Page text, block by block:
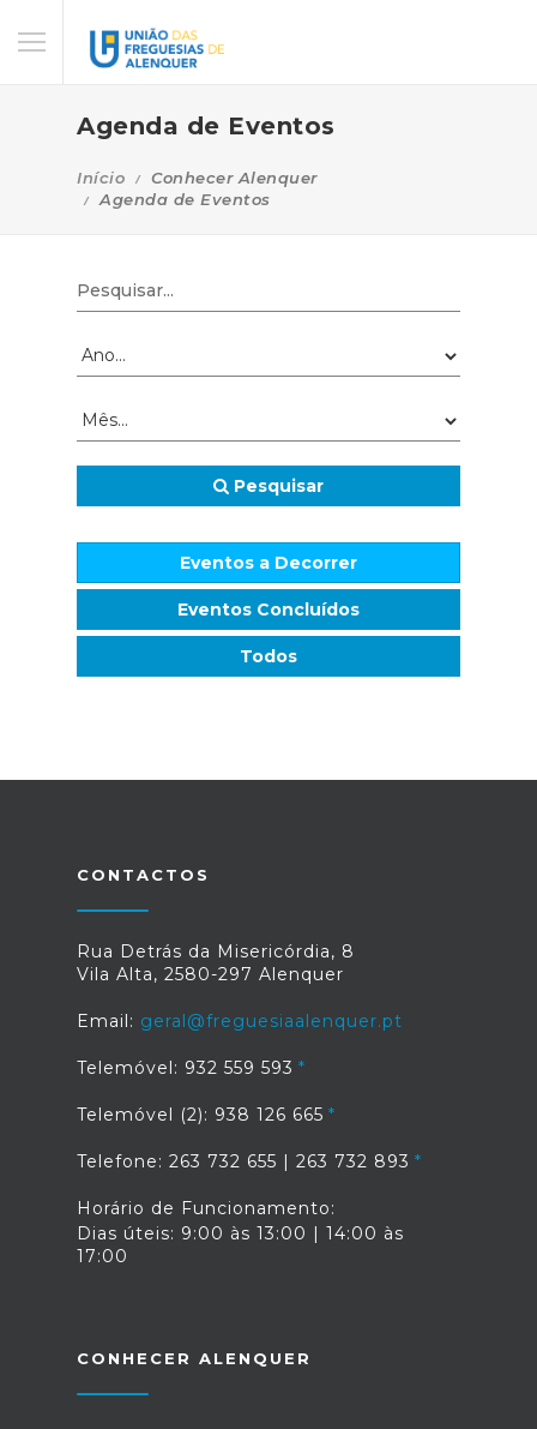
Agenda de Eventos
Início
Conhecer Alenquer
Agenda de Eventos
Pesquisar
Eventos a Decorrer
Eventos Concluídos
Todos
CONTACTOS
Rua Detrás da Misericórdia, 8
Vila Alta, 2580-297 Alenquer
Email: geral@freguesiaalenquer.pt
Telemóvel: 932 559 593
Telemóvel (2): 938 126 665
Telefone: 263 732 655 | 263 732 893
Horário de Funcionamento:
Dias úteis: 9:00 às 13:00 | 14:00 às
17:00
CONHECER ALENQUER